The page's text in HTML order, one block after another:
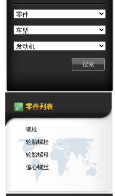
零件列表
螺栓
轮胎螺栓
轮胎螺母
偏心螺丝